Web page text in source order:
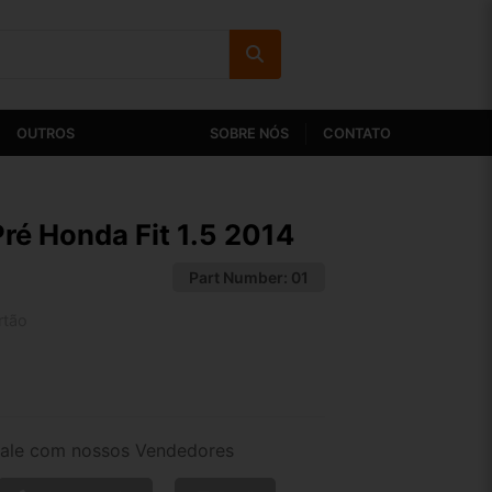
OUTROS SOBRE NÓS CONTATO
Honda Fit 1.5 2014
Part Number: 01
com nossos Vendedores